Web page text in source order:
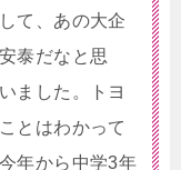
て、あの大企
泰だなと思
ました。トヨ
とはわかって
年から中学3年